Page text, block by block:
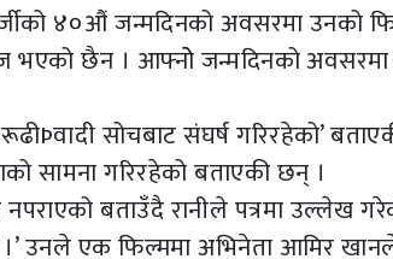
४०औं जन्मदिनको अवसरमा उनको
भएको छैन । आफ्नोे जन्मदिनको अवसरमा
सोचबाट संघर्ष गरिरहेको’
सामना गरिरहेको बताएकी छन् ।
बताउँदै रानीले पत्रमा उल्लेख
।’ उनले एक फिल्ममा अभिनेता आमिर